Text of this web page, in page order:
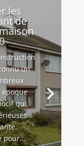
les
de
un
qui,
pour...